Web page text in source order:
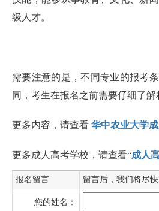
级人才。
需要注意的是，不同专业的报考
同，考生在报名之前需要仔细了解
更多内容，请查看 华中农业大学
更多成人高考学校，请查看“成人
报名留言 留言后，我们将尽
您的姓名：